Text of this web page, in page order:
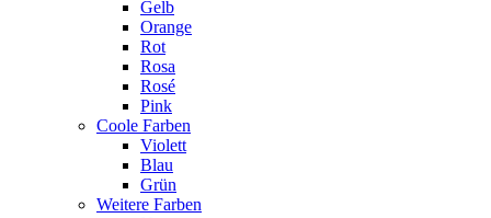
Gelb
Orange
Rot
Rosa
Rosé
Pink
Coole Farben
Violett
Blau
Grün
Weitere Farben